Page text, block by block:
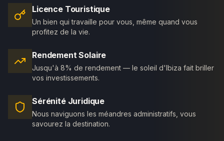
Licence Touristique
Un bien qui travaille pour vous, même quand vous
profitez de la vie.
Rendement Solaire
Jusqu'à 8% de rendement — le soleil d'Ibiza fait briller
vos investissements.
Sérénité Juridique
Nous naviguons les méandres administratifs, vous
savourez la destination.